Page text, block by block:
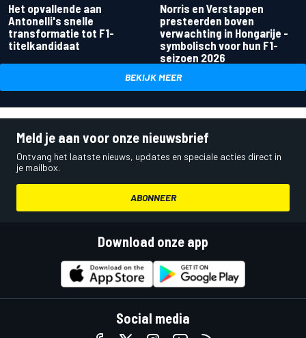
Het opvallende aan
Antonelli's snelle
transformatie tot F1-
titelkandidaat
Norris en Verstappen
presteerden boven
verwachting in Hongarije -
symbolisch voor hun F1-
seizoen 2026
BEKIJK MEER
Meld je aan voor onze nieuwsbrief
Ontvang het laatste nieuws, updates en speciale acties direct in
je mailbox.
ABONNEER
Download onze app
Social media